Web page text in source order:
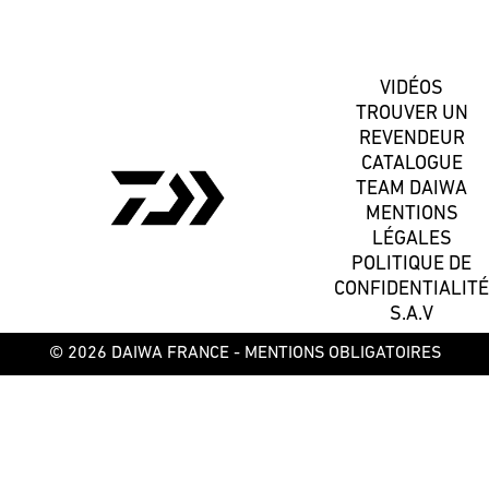
VIDÉOS
TROUVER UN
REVENDEUR
CATALOGUE
TEAM DAIWA
MENTIONS
LÉGALES
POLITIQUE DE
CONFIDENTIALITÉ
S.A.V
© 2026 DAIWA FRANCE - MENTIONS OBLIGATOIRES